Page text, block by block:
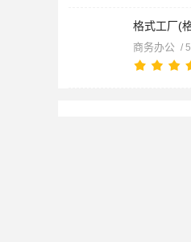
商务办公 /